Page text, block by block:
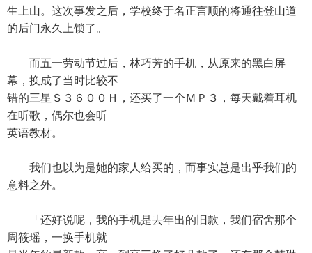
生上山。这次事发之后，学校终于名正言顺的将通往登山道
的后门永久上锁了。
而五一劳动节过后，林巧芳的手机，从原来的黑白屏
幕，换成了当时比较不
错的三星Ｓ３６００Ｈ，还买了一个ＭＰ３，每天戴着耳机
在听歌，偶尔也会听
英语教材。
我们也以为是她的家人给买的，而事实总是出乎我们的
意料之外。
「还好说呢，我的手机是去年出的旧款，我们宿舍那个
周筱瑶，一换手机就